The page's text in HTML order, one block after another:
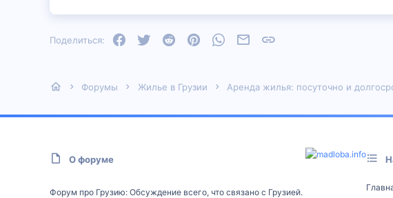
Поделиться: Facebook
Twitter Reddit PinterestWhatsAppЭлектронная почта
Форумы Жилье в Грузии Аренда жилья: посуточно и
О форуме
Форум про Грузию: Обсуждение всего, что связано с Грузией.